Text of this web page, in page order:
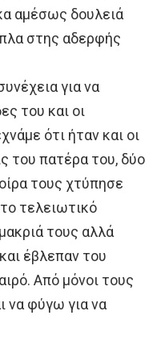
αμέσως δουλειά
στης αδερφής
για να
του και οι
ότι ήταν και οι
του πατέρα του, δύο
τους χτύπησε
τελειωτικό
τους αλλά
έβλεπαν του
Από μόνοι τους
να φύγω για να